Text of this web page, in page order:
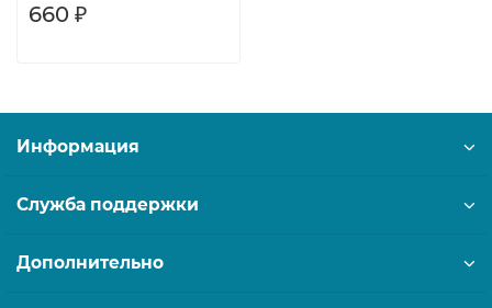
660 ₽
Информация
Служба поддержки
Дополнительно